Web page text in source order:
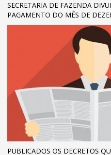
SECRETARIA DE FAZENDA
PAGAMENTO DO MÊS DE
PUBLICADOS OS DECRETOS